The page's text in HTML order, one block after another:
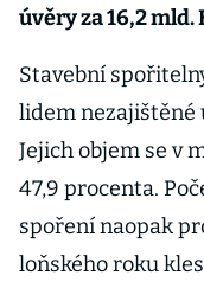
úvěry za 16,2 mld.
Stavební
lidem nezajištěné
Jejich objem se v
47,9 procenta.
spoření naopak
loňského roku